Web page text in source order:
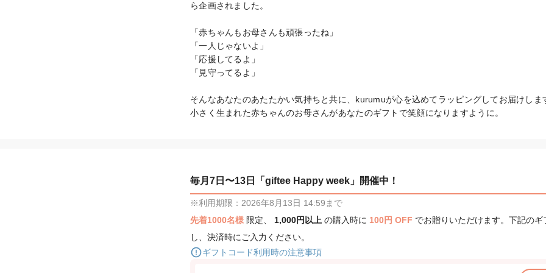
ら企画されました。
「赤ちゃんもお母さんも頑張ったね」
「一人じゃないよ」
「応援してるよ」
「見守ってるよ」
そんなあなたのあたたかい気持ちと共に、kurumuが心を込めてラッピングしてお届けしま
小さく生まれた赤ちゃんのお母さんがあなたのギフトで笑顔になりますように。
毎月7日〜13日「giftee Happy week」開催中！
※利用期限：2026年8月13日 14:59まで
先着1000名様 限定、 1,000円以上 の購入時に 100円 OFF でお贈りいただけます。下記の
し、決済時にご入力ください。
ギフトコード利用時の注意事項